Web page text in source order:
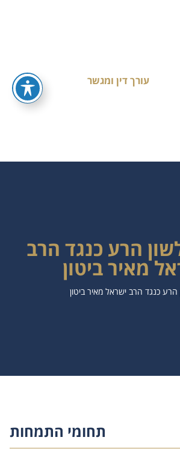
עורך דין ומגשר
הרע כנגד הרב
מאיר ביטון
כנגד הרב ישראל מאיר ביטון
תחומי התמחות